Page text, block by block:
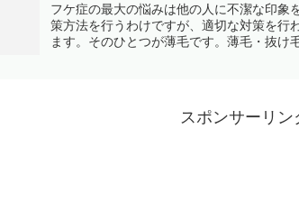
フケ症の最大の悩みは他の人に不潔な印象
策方法を行うわけですが、適切な対策を行
ます。そのひとつが薄毛です。薄毛・抜け
スポンサーリン